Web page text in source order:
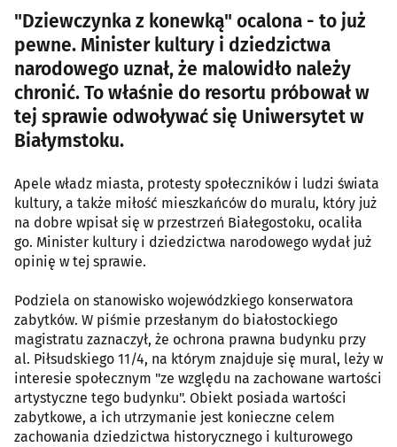
"Dziewczynka z konewką" ocalona - to już
pewne. Minister kultury i dziedzictwa
narodowego uznał, że malowidło należy
chronić. To właśnie do resortu próbował w
tej sprawie odwoływać się Uniwersytet w
Białymstoku.
Apele władz miasta, protesty społeczników i ludzi świata
kultury, a także miłość mieszkańców do muralu, który już
na dobre wpisał się w przestrzeń Białegostoku, ocaliła
go. Minister kultury i dziedzictwa narodowego wydał już
opinię w tej sprawie.
Podziela on stanowisko wojewódzkiego konserwatora
zabytków. W piśmie przesłanym do białostockiego
magistratu zaznaczył, że ochrona prawna budynku przy
al. Piłsudskiego 11/4, na którym znajduje się mural, leży w
interesie społecznym "ze względu na zachowane wartości
artystyczne tego budynku". Obiekt posiada wartości
zabytkowe, a ich utrzymanie jest konieczne celem
zachowania dziedzictwa historycznego i kulturowego